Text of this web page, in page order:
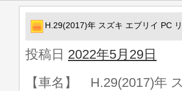
H.29(2017)年 スズキ エブリイ PC
投稿日 2022年5月29日
【車名】 H.29(2017)年